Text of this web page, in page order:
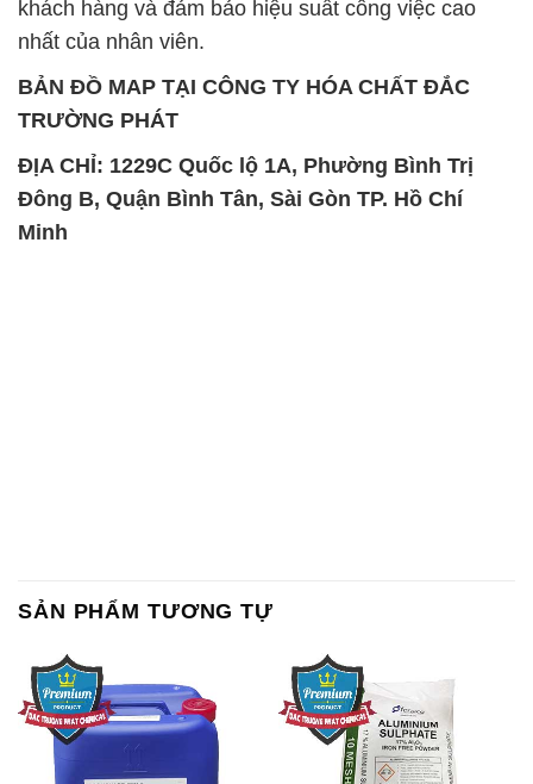
khách hàng và đảm bảo hiệu suất công việc cao
nhất của nhân viên.
BẢN ĐỒ MAP TẠI CÔNG TY HÓA CHẤT ĐẮC
TRƯỜNG PHÁT
ĐỊA CHỈ: 1229C Quốc lộ 1A, Phường Bình Trị
Đông B, Quận Bình Tân, Sài Gòn TP. Hồ Chí
Minh
SẢN PHẨM TƯƠNG TỰ